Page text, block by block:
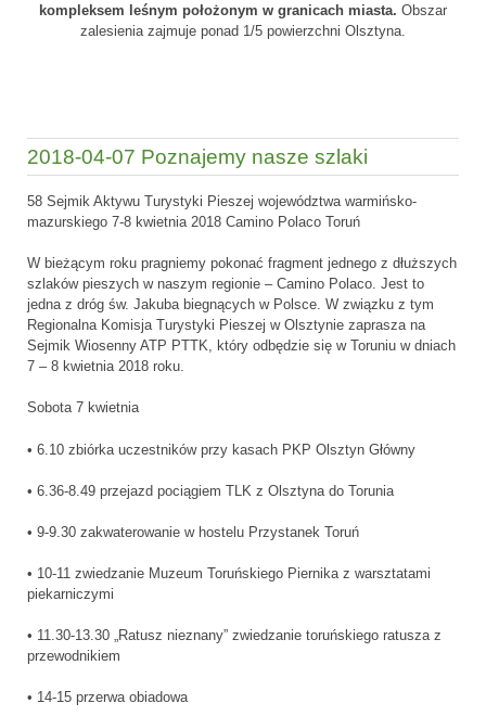
kompleksem leśnym położonym w granicach miasta. Obszar
zalesienia zajmuje ponad 1/5 powierzchni Olsztyna.
2018-04-07 Poznajemy nasze szlaki
58 Sejmik Aktywu Turystyki Pieszej województwa warmińsko-
mazurskiego 7-8 kwietnia 2018 Camino Polaco Toruń
W bieżącym roku pragniemy pokonać fragment jednego z dłuższych
szlaków pieszych w naszym regionie – Camino Polaco. Jest to
jedna z dróg św. Jakuba biegnących w Polsce. W związku z tym
Regionalna Komisja Turystyki Pieszej w Olsztynie zaprasza na
Sejmik Wiosenny ATP PTTK, który odbędzie się w Toruniu w dniach
7 – 8 kwietnia 2018 roku.
Sobota 7 kwietnia
• 6.10 zbiórka uczestników przy kasach PKP Olsztyn Główny
• 6.36-8.49 przejazd pociągiem TLK z Olsztyna do Torunia
• 9-9.30 zakwaterowanie w hostelu Przystanek Toruń
• 10-11 zwiedzanie Muzeum Toruńskiego Piernika z warsztatami
piekarniczymi
• 11.30-13.30 „Ratusz nieznany” zwiedzanie toruńskiego ratusza z
przewodnikiem
• 14-15 przerwa obiadowa